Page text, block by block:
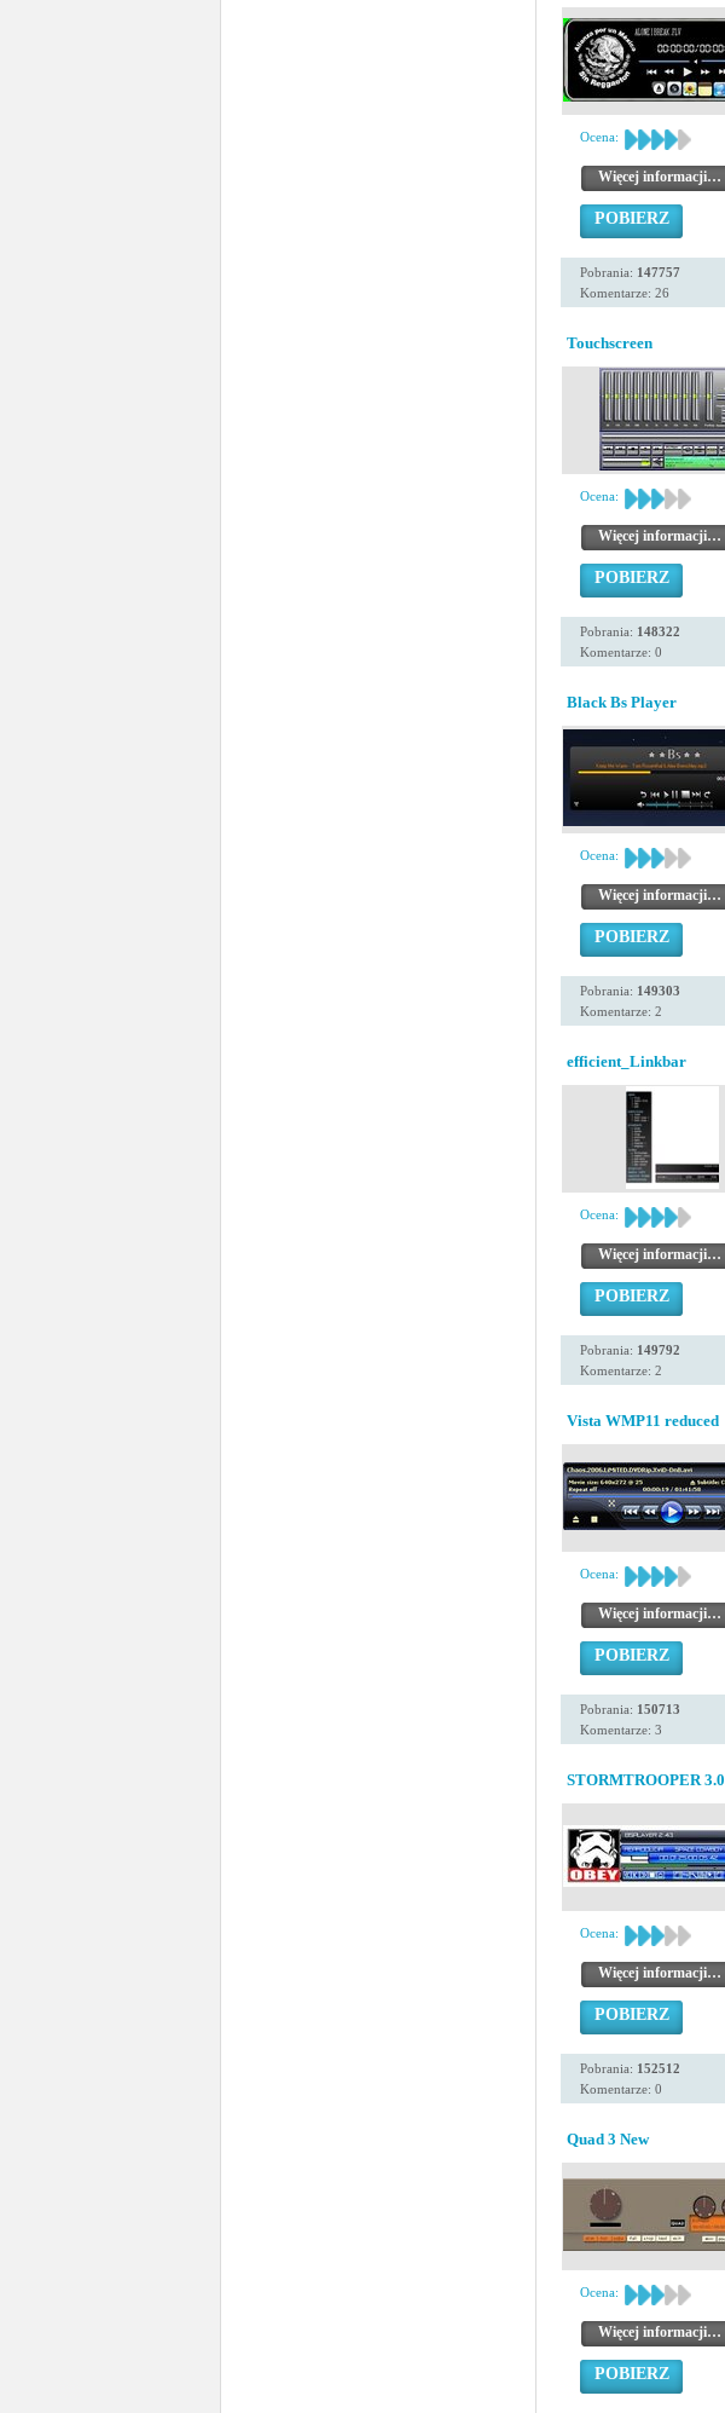
Ocena:
Więcej informacji…
POBIERZ
Pobrania: 147757
Komentarze: 26
Touchscreen
Ocena:
Więcej informacji…
POBIERZ
Pobrania: 148322
Komentarze: 0
Black Bs Player
Ocena:
Więcej informacji…
POBIERZ
Pobrania: 149303
Komentarze: 2
efficient_Linkbar
Ocena:
Więcej informacji…
POBIERZ
Pobrania: 149792
Komentarze: 2
Vista WMP11 reduced
Ocena:
Więcej informacji…
POBIERZ
Pobrania: 150713
Komentarze: 3
STORMTROOPER 3.0
Ocena:
Więcej informacji…
POBIERZ
Pobrania: 152512
Komentarze: 0
Quad 3 New
Ocena:
Więcej informacji…
POBIERZ